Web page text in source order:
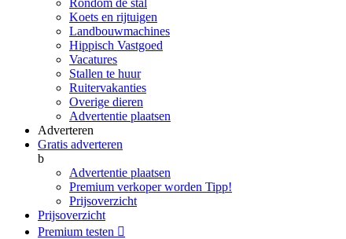
Rondom de stal
Koets en rijtuigen
Landbouwmachines
Hippisch Vastgoed
Vacatures
Stallen te huur
Ruitervakanties
Overige dieren
Advertentie plaatsen
Adverteren
Gratis adverteren
b
Advertentie plaatsen
Premium verkoper worden Tipp!
Prijsoverzicht
Prijsoverzicht
Premium testen 